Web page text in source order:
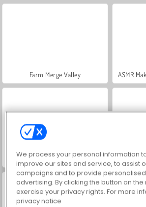
Farm Merge Valley ASMR
Let's Fish!
We process your personal information
improve our sites and service, to assist
campaigns and to provide
advertising. By clicking the button on the
exercise your privacy rights. For more
privacy notice